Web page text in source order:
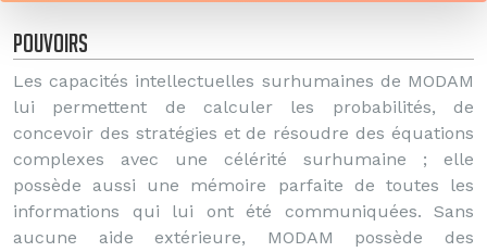
Pouvoirs
Les capacités intellectuelles surhumaines de MODAM
lui permettent de calculer les probabilités, de
concevoir des stratégies et de résoudre des équations
complexes avec une célérité surhumaine ; elle
possède aussi une mémoire parfaite de toutes les
informations qui lui ont été communiquées. Sans
aucune aide extérieure, MODAM possède des